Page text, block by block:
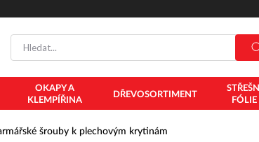
OKAPY A
KLEMPÍŘINA
DŘEVOSORTIMENT
STŘEŠNÍ
FÓLIE
šrouby k plechovým krytinám